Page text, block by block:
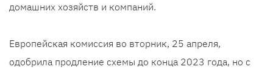
домашних хозяйств и компаний.
Европейская комиссия во вторник, 25 апреля,
одобрила продление схемы до конца 2023 года, но с